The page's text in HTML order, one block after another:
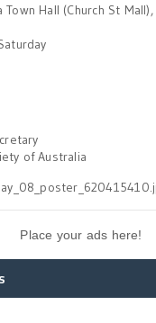
Hall (Church St
of Australia
Place your ads here!